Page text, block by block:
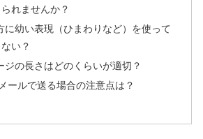
れませんか？
に幼い表現（ひまわりなど）を使って
い？
ジの長さはどのくらいが適切？
ールで送る場合の注意点は？